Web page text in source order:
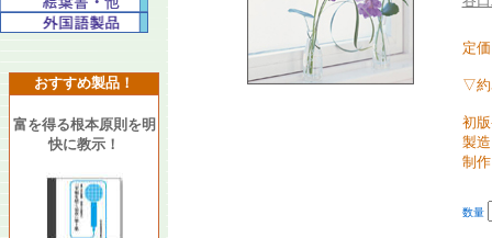
おすすめ製品！
富を得る根本原則を明
快に教示！
定
▽約
初
製
制
数量